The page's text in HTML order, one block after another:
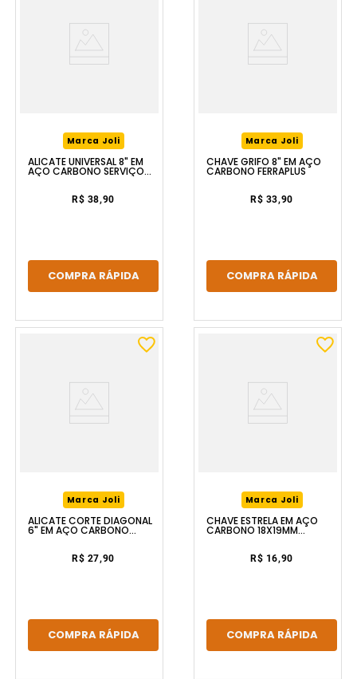
Marca Joli
ALICATE UNIVERSAL 8" EM
AÇO CARBONO SERVIÇO
PESADO FERRAPLUS
R$ 38,90
COMPRA RÁPIDA
Marca Joli
CHAVE GRIFO 8" EM AÇO
CARBONO FERRAPLUS
R$ 33,90
COMPRA RÁPIDA
Marca Joli
ALICATE CORTE DIAGONAL
6" EM AÇO CARBONO
FERRAPLUS
R$ 27,90
COMPRA RÁPIDA
Marca Joli
CHAVE ESTRELA EM AÇO
CARBONO 18X19MM
R$ 16,90
COMPRA RÁPIDA